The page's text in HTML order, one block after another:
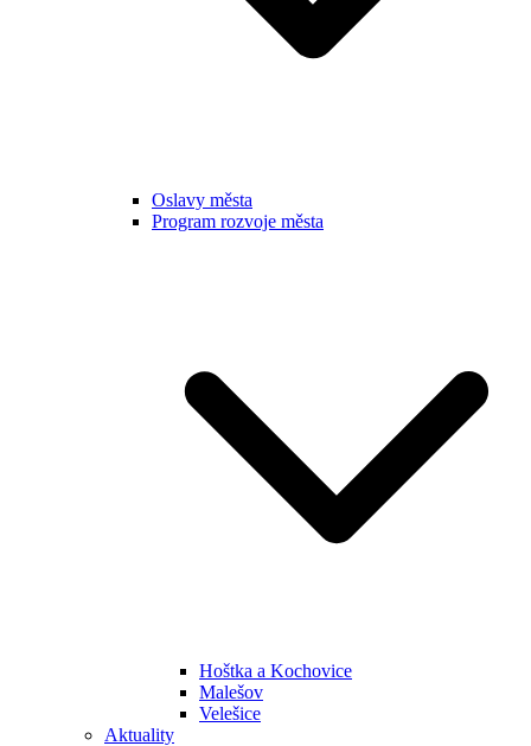
Oslavy města
Program rozvoje města
Hoštka a Kochovice
Malešov
Velešice
Aktuality